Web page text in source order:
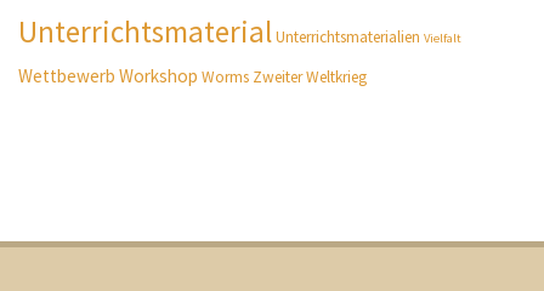
UnterrichtsmaterialUnterrichtsmaterialien Vielfalt
Wettbewerb Workshop Worms Zweiter Weltkrieg